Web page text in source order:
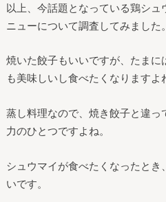
以上、今話題となっている鶏シュ
ニューについて調査してみました。
焼いた餃子もいいですが、たまに
も美味しいし食べたくなりますよ
蒸し料理なので、焼き餃子と違
力のひとつですよね。
シュウマイが食べたくなったと
いです。